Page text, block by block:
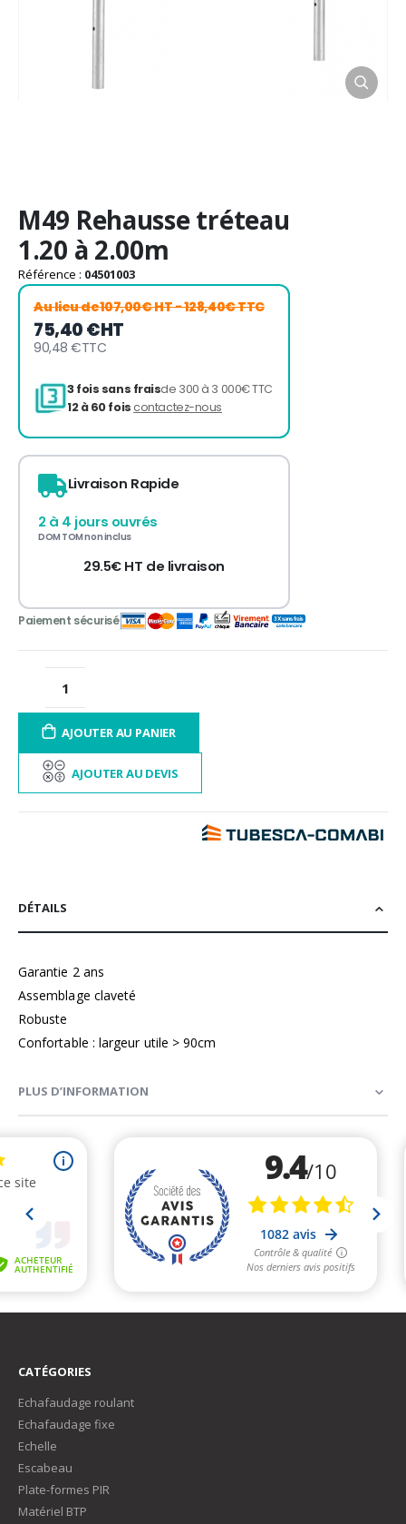
au
début
de
la
Galerie
d’images
M49 Rehausse tréteau
1.20 à 2.00m
Référence : 04501003
Au lieu de107,00€ HT- 128,40€ TTC
75,40 €HT
90,48 €TTC
3 fois sans frais
contactez-nous
Livraison Rapide
2 à 4 jours ouvrés
DOM TOM non inclus
29.5€ HT de livraison
AJOUTER AU PANIER
AJOUTER AU DEVIS
DÉTAILS
Garantie 2 ans
Assemblage claveté
Robuste
Confortable : largeur utile > 90cm
PLUS D’INFORMATION
CATÉGORIES
Echafaudage roulant
Echafaudage fixe
Echelle
Escabeau
Plate-formes PIR
Matériel BTP